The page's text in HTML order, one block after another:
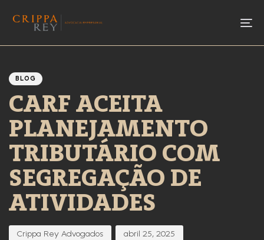
BLOG
CARF ACEITA
PLANEJAMENTO
TRIBUTÁRIO COM
SEGREGAÇÃO DE
ATIVIDADES
Crippa Rey Advogados abril 25, 2025